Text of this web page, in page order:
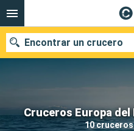
Cruceros Europa del
10
Encontrar un crucero
Nuestros destinos